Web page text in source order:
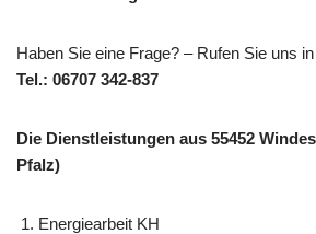
Haben Sie eine Frage? – Rufen Sie uns
Tel.: 06707 342-837
Die Dienstleistungen aus 55452
Pfalz)
Energiearbeit KH